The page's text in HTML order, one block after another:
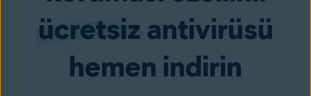
ücretsizantivirüsü
hemen indirin